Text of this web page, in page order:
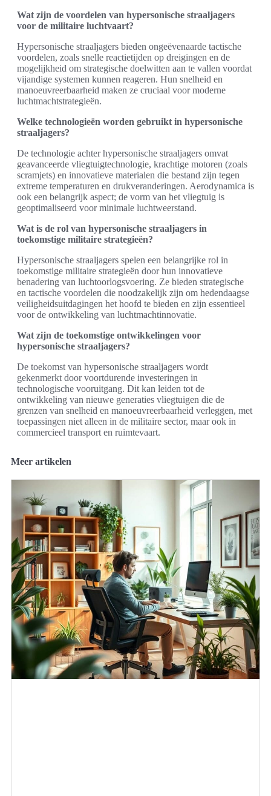
Wat zijn de voordelen van hypersonische straaljagers
voor de militaire luchtvaart?
Hypersonische straaljagers bieden ongeëvenaarde tactische
voordelen, zoals snelle reactietijden op dreigingen en de
mogelijkheid om strategische doelwitten aan te vallen voordat
vijandige systemen kunnen reageren. Hun snelheid en
manoeuvreerbaarheid maken ze cruciaal voor moderne
luchtmachtstrategieën.
Welke technologieën worden gebruikt in hypersonische
straaljagers?
De technologie achter hypersonische straaljagers omvat
geavanceerde vliegtuigtechnologie, krachtige motoren (zoals
scramjets) en innovatieve materialen die bestand zijn tegen
extreme temperaturen en drukveranderingen. Aerodynamica is
ook een belangrijk aspect; de vorm van het vliegtuig is
geoptimaliseerd voor minimale luchtweerstand.
Wat is de rol van hypersonische straaljagers in
toekomstige militaire strategieën?
Hypersonische straaljagers spelen een belangrijke rol in
toekomstige militaire strategieën door hun innovatieve
benadering van luchtoorlogsvoering. Ze bieden strategische
en tactische voordelen die noodzakelijk zijn om hedendaagse
veiligheidsuitdagingen het hoofd te bieden en zijn essentieel
voor de ontwikkeling van luchtmachtinnovatie.
Wat zijn de toekomstige ontwikkelingen voor
hypersonische straaljagers?
De toekomst van hypersonische straaljagers wordt
gekenmerkt door voortdurende investeringen in
technologische vooruitgang. Dit kan leiden tot de
ontwikkeling van nieuwe generaties vliegtuigen die de
grenzen van snelheid en manoeuvreerbaarheid verleggen, met
toepassingen niet alleen in de militaire sector, maar ook in
commercieel transport en ruimtevaart.
Meer artikelen